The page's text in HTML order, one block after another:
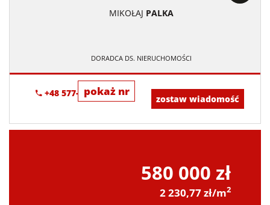
MIKOŁAJ PALKA
DORADCA DS. NIERUCHOMOŚCI
pokaż nr
+48 577-782-778
zostaw wiadomość
580 000 zł
2 230,77 zł/m2